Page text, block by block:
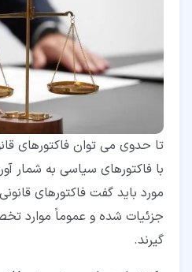
تا حدوی می توان فاکتورهای
با فاکتورهای سیاسی به شمار
مورد باید گفت فاکتورهای
جزئیات شده و عموماً موارد
گیرند.